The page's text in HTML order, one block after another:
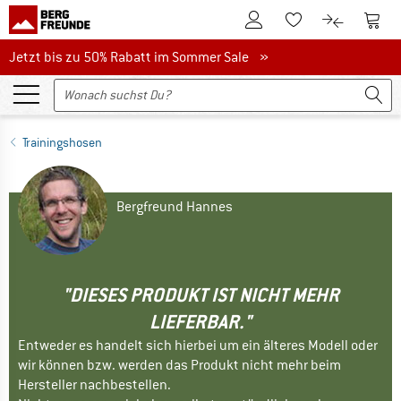
Zum KundenkontoZum Merkzettel.
Zum Zum
Jetzt bis zu 50% Rabatt im Sommer Sale
Jetzt bis zu 50% Rabatt im Sommer Sale »
Trainingshosen
Bergfreund Hannes
"DIESES PRODUKT IST NICHT MEHR
LIEFERBAR."
Entweder es handelt sich hierbei um ein älteres Modell oder
wir können bzw. werden das Produkt nicht mehr beim
Hersteller nachbestellen.